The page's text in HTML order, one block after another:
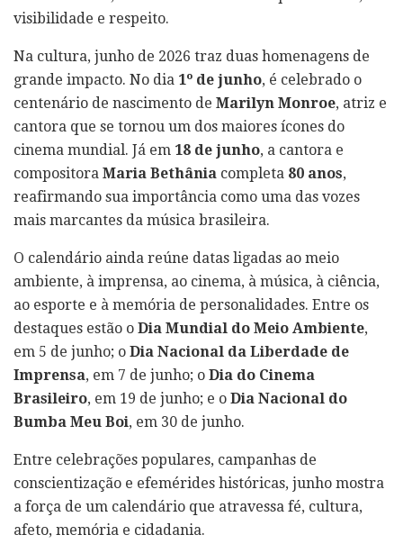
visibilidade e respeito.
Na cultura, junho de 2026 traz duas homenagens de
grande impacto. No dia 1º de junho, é celebrado o
centenário de nascimento de Marilyn Monroe, atriz e
cantora que se tornou um dos maiores ícones do
cinema mundial. Já em 18 de junho, a cantora e
compositora Maria Bethânia completa 80 anos,
reafirmando sua importância como uma das vozes
mais marcantes da música brasileira.
O calendário ainda reúne datas ligadas ao meio
ambiente, à imprensa, ao cinema, à música, à ciência,
ao esporte e à memória de personalidades. Entre os
destaques estão o Dia Mundial do Meio Ambiente,
em 5 de junho; o Dia Nacional da Liberdade de
Imprensa, em 7 de junho; o Dia do Cinema
Brasileiro, em 19 de junho; e o Dia Nacional do
Bumba Meu Boi, em 30 de junho.
Entre celebrações populares, campanhas de
conscientização e efemérides históricas, junho mostra
a força de um calendário que atravessa fé, cultura,
afeto, memória e cidadania.